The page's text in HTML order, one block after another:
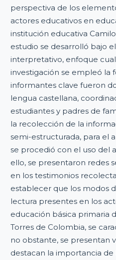
perspectiva de los
actores educativos en
institución educativa
estudio se desarrolló bajo
interpretativo, enfoque
investigación se empleó la
informantes clave fueron
lengua castellana,
estudiantes y padres de
la recolección de la
semi-estructurada, para el
se procedió con el uso del
ello, se presentaron redes
en los testimonios
establecer que los modos
lectura presentes en los
educación básica primaria
Torres de Colombia, se
no obstante, se presentan
destacan la importancia de